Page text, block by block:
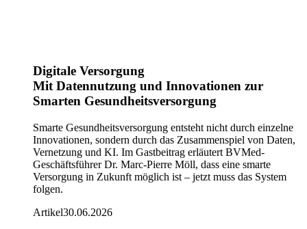
Digitale Versorgung
Mit Datennutzung und Innovationen zur
Smarten Gesundheitsversorgung
Smarte Gesundheitsversorgung entsteht nicht durch einzelne
Innovationen, sondern durch das Zusammenspiel von Daten,
Vernetzung und KI. Im Gastbeitrag erläutert BVMed-
Geschäftsführer Dr. Marc-Pierre Möll, dass eine smarte
Versorgung in Zukunft möglich ist – jetzt muss das System
folgen.
Artikel30.06.2026